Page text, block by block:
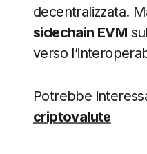
decentralizzata.
sidechain EVM sul
verso
Potrebbe
criptovalute